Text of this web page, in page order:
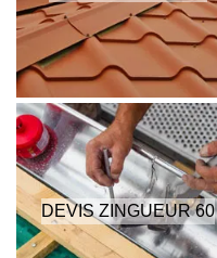
DEVIS ZINGUEUR 60